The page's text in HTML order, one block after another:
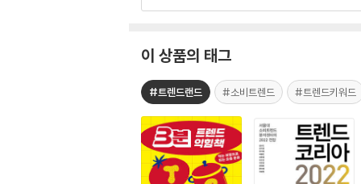
이 상품의 태그
#트렌드랜드 #소비트렌드 #트렌드키워드